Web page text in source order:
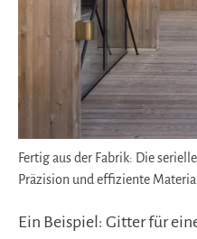
Fertig aus der Fabrik: Die
Präzision und effiziente
Ein Beispiel: Gitter für